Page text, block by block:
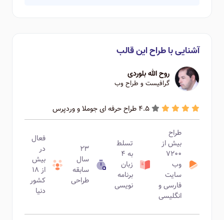
آشنایی با طراح این قالب
روح الله بلوردی
گرافیست و طراح وب
4.5 طراح حرفه ای جوملا و وردپرس
طراح
بیش از
۷۲۰۰
وب
سایت
فارسی و
انگلیسی
تسلط
به ۴
زبان
برنامه
نویسی
۲۳
سال
سابقه
طراحی
فعال
در
بیش
از ۱۸
کشور
دنیا